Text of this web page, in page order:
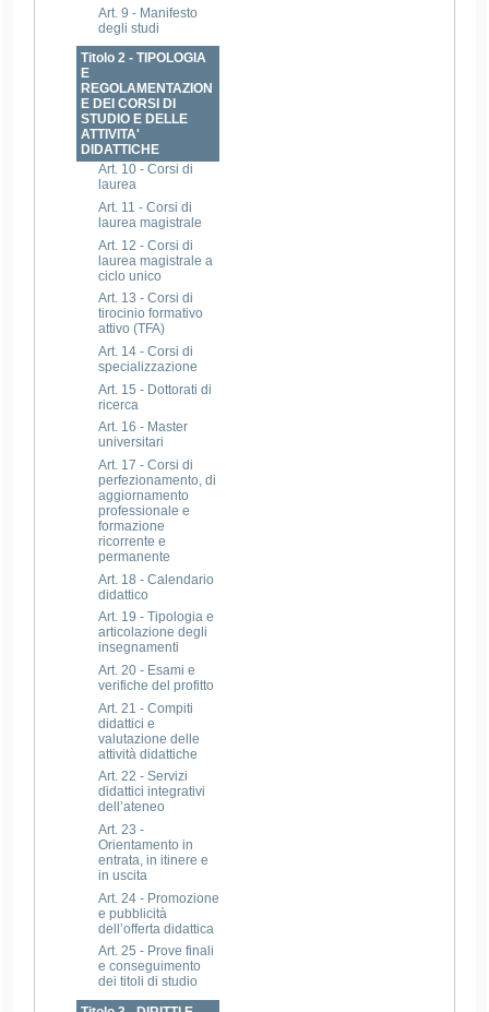
Art. 9 - Manifesto
degli studi
Titolo 2 - TIPOLOGIA
E
REGOLAMENTAZION
E DEI CORSI DI
STUDIO E DELLE
ATTIVITA'
DIDATTICHE
Art. 10 - Corsi di
laurea
Art. 11 - Corsi di
laurea magistrale
Art. 12 - Corsi di
laurea magistrale a
ciclo unico
Art. 13 - Corsi di
tirocinio formativo
attivo (TFA)
Art. 14 - Corsi di
specializzazione
Art. 15 - Dottorati di
ricerca
Art. 16 - Master
universitari
Art. 17 - Corsi di
perfezionamento, di
aggiornamento
professionale e
formazione
ricorrente e
permanente
Art. 18 - Calendario
didattico
Art. 19 - Tipologia e
articolazione degli
insegnamenti
Art. 20 - Esami e
verifiche del profitto
Art. 21 - Compiti
didattici e
valutazione delle
attività didattiche
Art. 22 - Servizi
didattici integrativi
dell’ateneo
Art. 23 -
Orientamento in
entrata, in itinere e
in uscita
Art. 24 - Promozione
e pubblicità
dell’offerta didattica
Art. 25 - Prove finali
e conseguimento
dei titoli di studio